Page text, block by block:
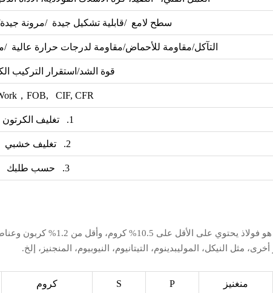
سطح لامع /قابلية تشكيل جيدة /مرونة جيدة/
التآكل/مقاومة للأحماض/مقاومة لدرجات حرارة عالية
قوة الشد/استقرار التركيب
，FOB, CIF, CFR
1. تغليف الكرتون
2. تغليف خشبي
3. حسب طلبك
وعناصر سبائكية أخرى. مقاومة التآكل للفولاذ المقاوم للصدأ و
مثل النيكل، الموليبدينوم، التيتانيوم، النيوبيوم، المنجنيز، إلخ.
منغنيز P
S كروم